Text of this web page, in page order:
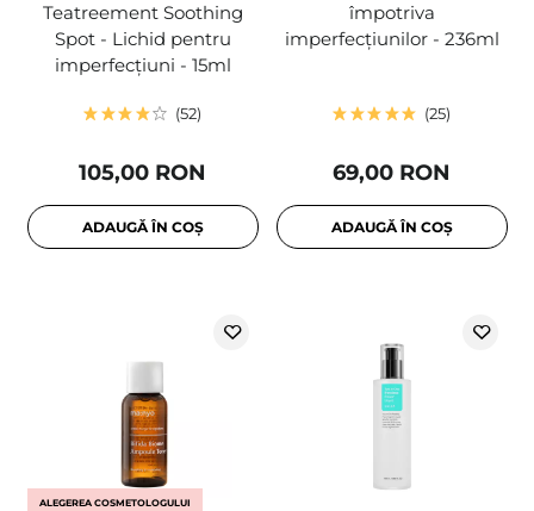
Teatreement Soothing
Spot - Lichid pentru
imperfecțiuni - 15ml
52
105,00 RON
ADAUGĂ ÎN COȘ
împotriva
imperfecțiunilor - 236ml
25
69,00 RON
ADAUGĂ ÎN COȘ
ALEGEREA COSMETOLOGULUI